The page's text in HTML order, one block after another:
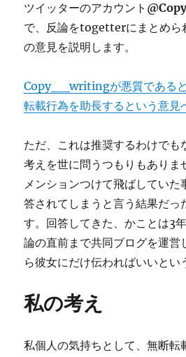
ツイッターのアカウント
で、反論をtogetterにまとめら
の意見を説明します。
Copy__writingが悪質である
転載行為を助長するという意見
ただ、これは推奨するわけでも
考えを世に問うつもりもありま
メンションつけて飛ばしていた
答されてしまうと言う結果だっ
す。回答してきた、かことは3
論の直前まで共同ブログを運営
ら彼女にだけ伝わればいいとい
私の考え
私個人の気持ちとして、無断転